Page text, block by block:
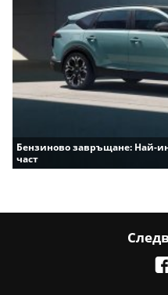
Бензиново завръщане: Най-
част